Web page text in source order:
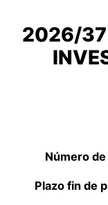
2026/37
Número
Plazo fin de